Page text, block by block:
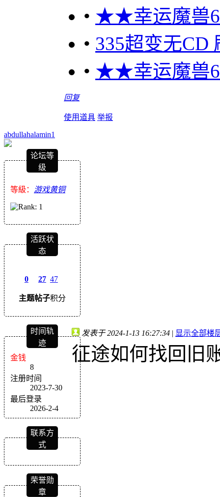
• ★★幸运魔兽
• 335超变无
• ★★幸运魔兽
回复
使用道具 举报
abdullahalamin1
论坛等
级
等級： 游戏黄铜
活跃状
态
0
主题
27
帖子
47
积分
时间轨
迹
金钱
8
注册时间
2023-7-30
最后登录
2026-2-4
联系方
式
荣誉勋
章
发表于 2024-1-13 16:27:34 | 显示全部楼
征途如何找回旧